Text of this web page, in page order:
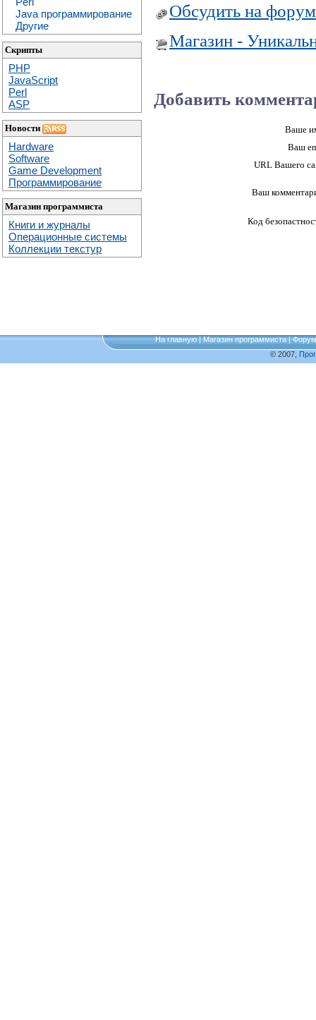
Java программирование
Другие
Скрипты
PHP
JavaScript
Perl
ASP
Новости
Hardware
Software
Game Development
Программирование
Магазин программиста
Книги и журналы
Операционные системы
Коллекции текстур
Обсудить на
Магазин -
Добавить
Ваше
Ваш
URL Вашего
Ваш
Код
На главную|Магазин программиста|Форум
© 2007,